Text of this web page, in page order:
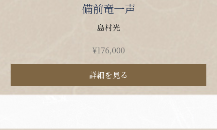
備前竜一声
島村光
¥176,000
詳細を見る